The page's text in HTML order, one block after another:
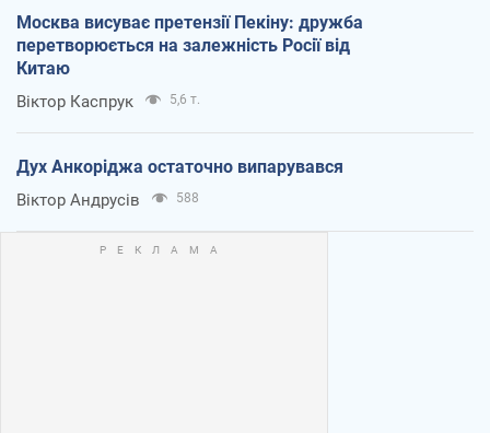
Москва висуває претензії Пекіну: дружба
перетворюється на залежність Росії від
Китаю
Віктор Каспрук 5,6 т.
Дух Анкоріджа остаточно випарувався
Віктор Андрусів 588